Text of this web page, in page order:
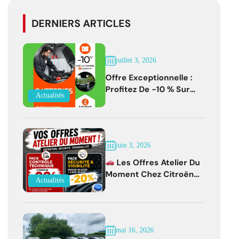
DERNIERS ARTICLES
Actualités
juillet 3, 2026
Offre Exceptionnelle :
Profitez De -10 % Sur
Actualités
juin 3, 2026
Les Offres Atelier Du
Moment Chez Citroën
mai 16, 2026